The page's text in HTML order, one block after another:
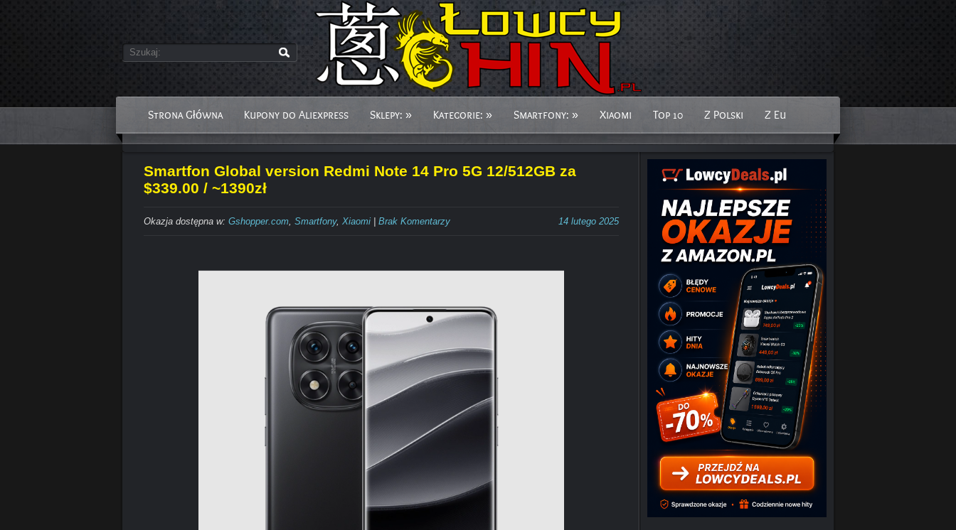
Strona Główna Kupony do Aliexpress Sklepy: » Kategorie: » Smartfony: » Xiaomi Top 10 Z Polski Z Eu
Smartfon Global version Redmi Note 14 Pro 5G 12/512GB za
$339.00 / ~1390zł
14 lutego 2025
Okazja dostępna w: Gshopper.com, Smartfony, Xiaomi Brak Komentarzy